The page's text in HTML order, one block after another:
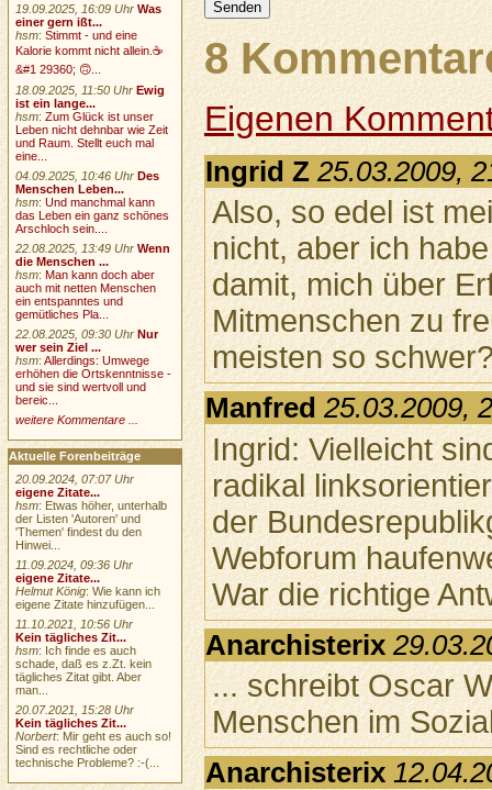
8
Eigenen
Ingrid Z 25.03.2009,
Also, so edel ist
nicht, aber ich
damit, mich über
Mitmenschen zu
meisten so
Manfred 25.03.2009,
Ingrid: Vielleicht
radikal
der
Webforum
War die richtige
Anarchisterix
... schreibt Oscar
Menschen im
Anarchisterix
19.09.2025, 16:09 Uhr Was
einer gern ißt...
hsm:Stimmt - und eine
Kalorie kommt nicht allein.☕
&#1 29360; 🙃...
18.09.2025, 11:50 Uhr Ewig
ist ein lange...
hsm:Zum Glück ist unser
Leben nicht dehnbar wie Zeit
und Raum. Stellt euch mal
eine...
04.09.2025, 10:46 Uhr Des
Menschen Leben...
hsm:Und manchmal kann
das Leben ein ganz schönes
Arschloch sein....
22.08.2025, 13:49 Uhr Wenn
die Menschen ...
hsm:Man kann doch aber
auch mit netten Menschen
ein entspanntes und
gemütliches Pla...
22.08.2025, 09:30 Uhr Nur
wer sein Ziel ...
hsm:Allerdings: Umwege
erhöhen die Ortskenntnisse -
und sie sind wertvoll und
bereic...
weitere Kommentare ...
Aktuelle Forenbeiträge
20.09.2024, 07:07 Uhr
eigene Zitate...
hsm: Etwas höher, unterhalb
der Listen 'Autoren' und
'Themen' findest du den
Hinwei...
11.09.2024, 09:36 Uhr
eigene Zitate...
Helmut König: Wie kann ich
eigene Zitate hinzufügen...
11.10.2021, 10:56 Uhr
Kein tägliches Zit...
hsm: Ich finde es auch
schade, daß es z.Zt. kein
tägliches Zitat gibt. Aber
man...
20.07.2021, 15:28 Uhr
Kein tägliches Zit...
Norbert: Mir geht es auch so!
Sind es rechtliche oder
technische Probleme? :-(...